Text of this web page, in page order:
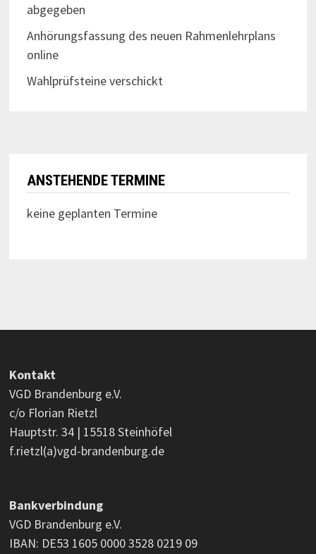
abgegeben
Anhörungsfassung des neuen Rahmenlehrplans
online
Wahlprüfsteine verschickt
ANSTEHENDE TERMINE
keine geplanten Termine
Kontakt
VGD Brandenburg e.V.
c/o Florian Rietzl
Hauptstr. 34 | 15518 Steinhöfel
f.rietzl(a)vgd-brandenburg.de
Bankverbindung
VGD Brandenburg e.V.
IBAN: DE53 1605 0000 3528 0219 09